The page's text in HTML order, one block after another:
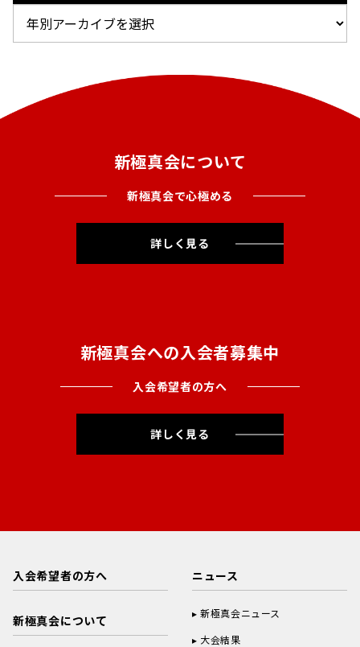
新極真会について
新極真会で心極める
詳しく見る
新極真会への入会者募集中
入会希望者の方へ
詳しく見る
入会希望者の方へ
新極真会について
ニュース
新極真会ニュース
大会結果